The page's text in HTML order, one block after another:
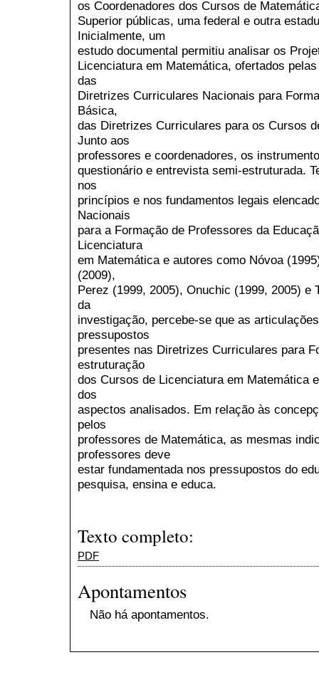
os Coordenadores dos Cursos de
Superior públicas, uma federal e outra
Inicialmente, um
estudo documental permitiu analisar os
Licenciatura em Matemática, ofertados
das
Diretrizes Curriculares Nacionais para
Básica,
das Diretrizes Curriculares para os Cursos
Junto aos
professores e coordenadores, os
questionário e entrevista semi-estruturada.
nos
princípios e nos fundamentos legais
Nacionais
para a Formação de Professores da
Licenciatura
em Matemática e autores como Nóvoa
(2009),
Perez (1999, 2005), Onuchic (1999, 2005) e
da
investigação, percebe-se que as
pressupostos
presentes nas Diretrizes Curriculares para
estruturação
dos Cursos de Licenciatura em Matemática
dos
aspectos analisados. Em relação às
pelos
professores de Matemática, as mesmas
professores deve
estar fundamentada nos pressupostos do
pesquisa, ensina e educa.
Texto completo:
PDF
Apontamentos
Não há apontamentos.